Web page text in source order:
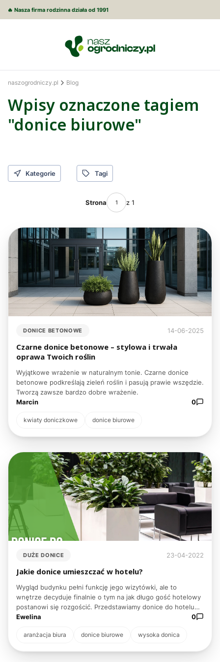
🔥 Nasza firma rodzinna działa od 1991
naszogrodniczy.pl Blog
Wpisy oznaczone tagiem
"donice biurowe"
Kategorie Tagi
Strona z 1
DONICE BETONOWE 14-06-2025
Czarne donice betonowe – stylowa i trwała
oprawa Twoich roślin
Wyjątkowe wrażenie w naturalnym tonie. Czarne donice
betonowe podkreślają zieleń roślin i pasują prawie wszędzie.
Tworzą zawsze bardzo dobre wrażenie.
Marcin
0
kwiaty doniczkowe donice biurowe
DUŻE DONICE 23-04-2022
Jakie donice umieszczać w hotelu?
Wygląd budynku pełni funkcję jego wizytówki, ale to
wnętrze decyduje finalnie o tym na jak długo gość hotelowy
postanowi się rozgościć. Przedstawiamy donice do hotelu
znacznie podnoszące atrakcyjność przestrzeni otwartych
Ewelina 0
aranżacja biura donice biurowe wysoka donica